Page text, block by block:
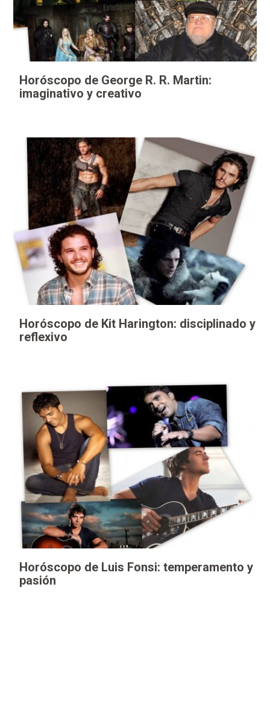
Horóscopo de George R. R. Martin:
imaginativo y creativo
Horóscopo de Kit Harington: disciplinado y
reflexivo
Horóscopo de Luis Fonsi: temperamento y
pasión